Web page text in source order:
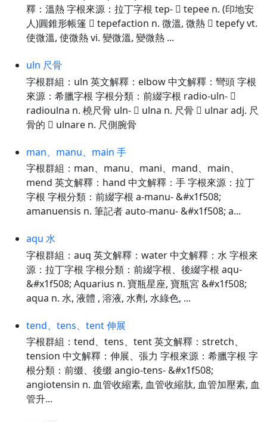
釋：溫熱 字根來源：拉丁字根 tep-  tepee n. (印地安
人)圓錐形帳篷  tepefaction n. 微溫, 微熱  tepefy vt.
使微溫, 使微熱 vi. 變微溫, 變微熱 ...
uln 尺骨
字根群組：uln 英文解釋：elbow 中文解釋：彎頭 字根
來源：希臘字根 字根分類：前綴字根 radio-uln- 
radioulna n. 橈尺骨 uln-  ulna n. 尺骨  ulnar adj. 尺
骨的  ulnare n. 尺側腕骨
man、manu、main 手
字根群組：man、manu、mani、mand、main、
mend 英文解釋：hand 中文解釋：手 字根來源：拉丁
字根 字根分類：前綴字根 a-manu- &#x1f508;
amanuensis n. 筆記者 auto-manu- &#x1f508; a...
aqu 水
字根群組：auq 英文解釋：water 中文解釋：水 字根來
源：拉丁字根 字根分類：前綴字根、後綴字根 aqu-
&#x1f508; Aquarius n. 寶瓶星座, 寶瓶宮 &#x1f508;
aqua n. 水, 液體 , 溶液, 水劑, 水綠色, ...
tend、tens、tent 伸展
字根群組：tend、tens、tent 英文解釋：stretch、
tension 中文解釋：伸展、張力 字根來源：希臘字根 字
根分類：前缀、後缀 angio-tens- &#x1f508;
angiotensin n. 血管收縮素, 血管收縮肽, 血管加壓素, 血
管升...